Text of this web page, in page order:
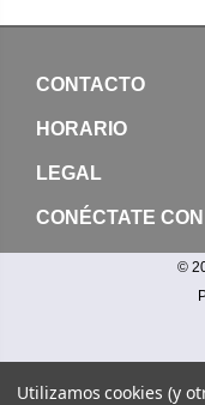
CONTACTO
HORARIO
LEGAL
CONÉCTATE
©
Utilizamos cookies (y